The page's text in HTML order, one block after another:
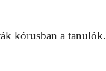
kórusban a tanulók.